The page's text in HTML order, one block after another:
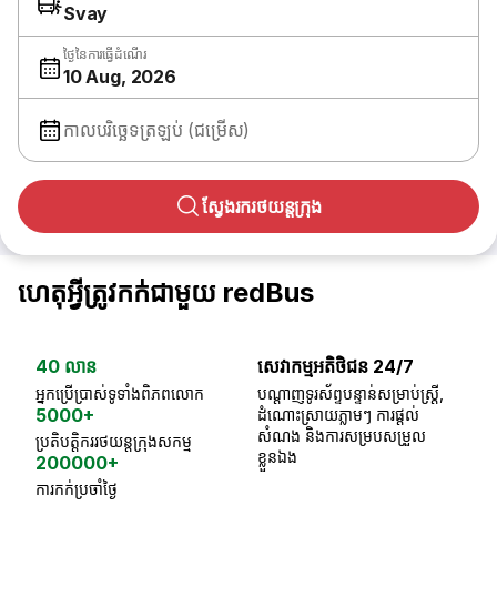
Svay
ថ្ងៃនៃការធ្វើដំណើរ
10 Aug, 2026
កាលបរិច្ឆេទត្រឡប់ (ជម្រើស)
ស្វែងរករថយន្តក្រុង
ហេតុអ្វីត្រូវកក់ជាមួយ redBus
40 លាន
អ្នកប្រើប្រាស់ទូទាំងពិភពលោក
5000+
ប្រតិបត្តិកររថយន្តក្រុងសកម្ម
200000+
ការកក់ប្រចាំថ្ងៃ
សេវាកម្មអតិថិជន 24/7
បណ្តាញទូរស័ព្ទបន្ទាន់សម្រាប់ស្ត្រី,
ដំណោះស្រាយភ្លាមៗ ការផ្តល់
សំណង និងការសម្របសម្រួល
ខ្លួនឯង